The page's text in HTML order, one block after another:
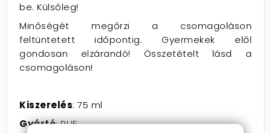
be. Külsőleg!
Minőségét megőrzi a csomagoláson
feltüntetett időpontig. Gyermekek elől
gondosan elzárandó! Összetételt lásd a
csomagoláson!
Kiszerelés: 75 ml
Gyártó: RUF